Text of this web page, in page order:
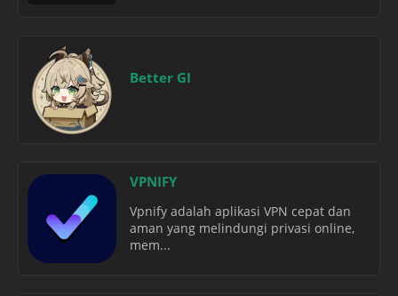
Better GI
VPNIFY
Vpnify adalah aplikasi VPN cepat dan
aman yang melindungi privasi online,
mem...